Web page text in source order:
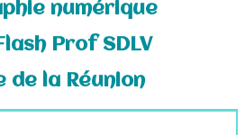
▼
numérique
Prof SDLV
de la Réunion